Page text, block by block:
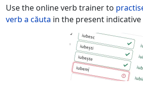
Use the online verb trainer to
verb a căuta in the present indicative